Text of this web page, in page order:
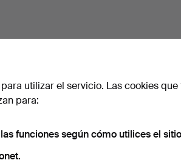
utilizar el servicio. Las cookies que
para:
funciones según cómo utilices el